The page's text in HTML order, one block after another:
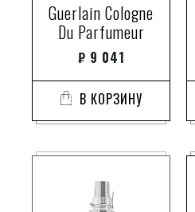
Guerlain Cologne
Du Parfumeur
₽ 9 041
В КОРЗИНУ